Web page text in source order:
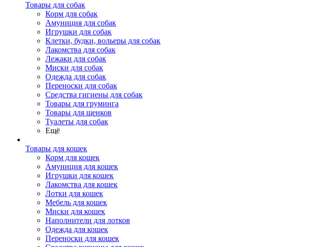
Товары для собак
Корм для собак
Амуниция для собак
Игрушки для собак
Клетки, будки, вольеры для собак
Лакомства для собак
Лежаки для собак
Миски для собак
Одежда для собак
Переноски для собак
Средства гигиены для собак
Товары для груминга
Товары для щенков
Туалеты для собак
Ещё
Товары для кошек
Корм для кошек
Амуниция для кошек
Игрушки для кошек
Лакомства для кошек
Лотки для кошек
Мебель для кошек
Миски для кошек
Наполнители для лотков
Одежда для кошек
Переноски для кошек